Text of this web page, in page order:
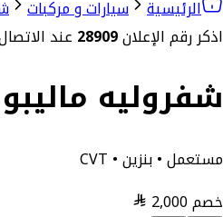
الرئيسية سيارات و مركبات
اذكر رقم الإعلان28909 عند
شفروليه ماليبو LS 2021
مستعمل • بنزين • CVT
خصم2,000